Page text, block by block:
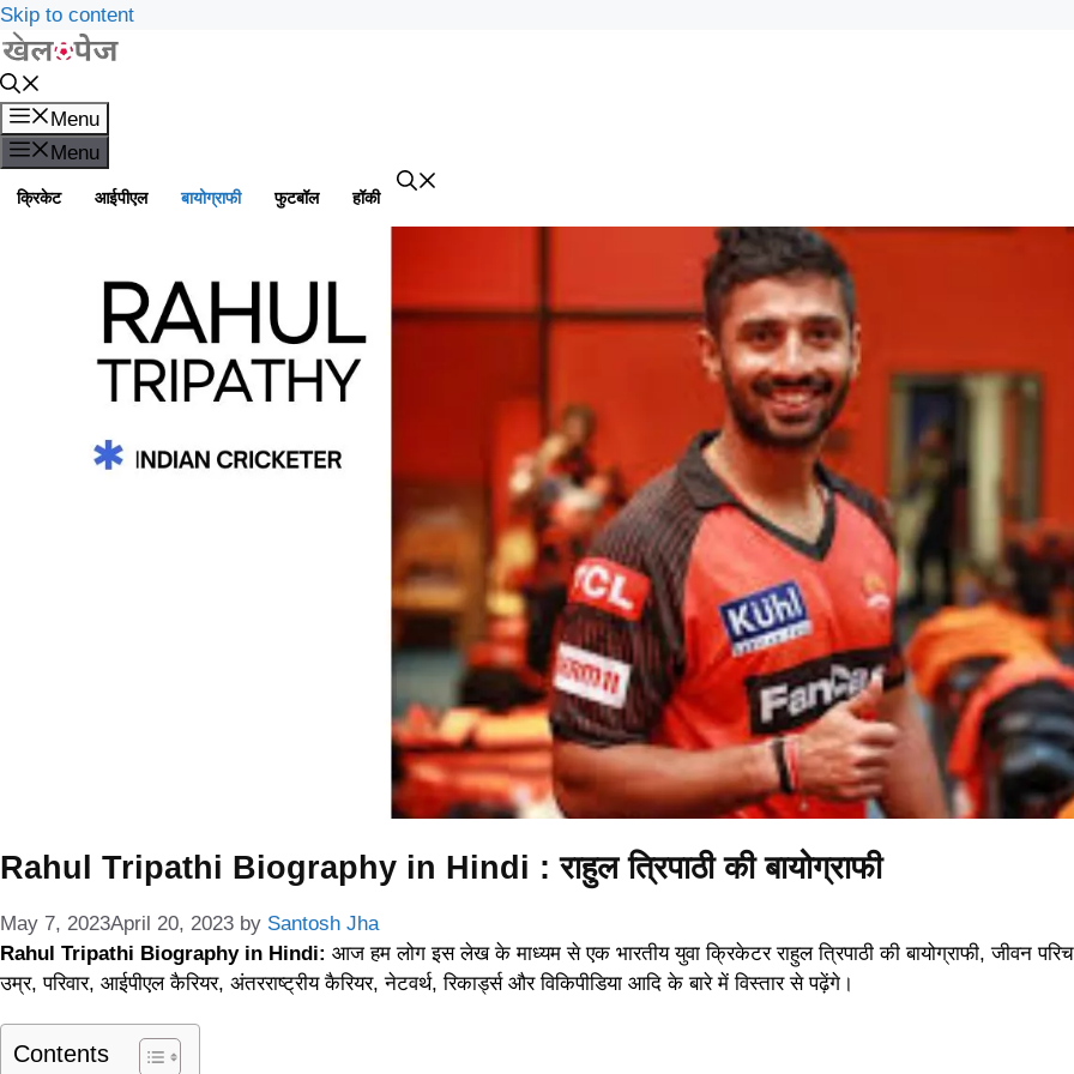
Skip to content
Menu
Menu
क्रिकेट आईपीएल बायोग्राफी फुटबॉल हॉकी
Rahul Tripathi Biography in Hindi : राहुल त्रिपाठी की बायोग्राफी
May 7, 2023April 20, 2023 by Santosh Jha
Rahul Tripathi Biography in Hindi: आज हम लोग इस लेख के माध्यम से एक भारतीय युवा क्रिकेटर राहुल त्रिपाठी की बायोग्राफी, जीवन
उम्र, परिवार, आईपीएल कैरियर, अंतरराष्ट्रीय कैरियर, नेटवर्थ, रिकार्ड्स और विकिपीडिया आदि के बारे में विस्तार से पढ़ेंगे।
Contents